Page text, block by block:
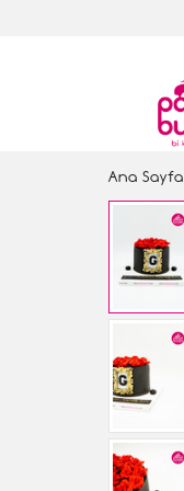
Ana Sayfa